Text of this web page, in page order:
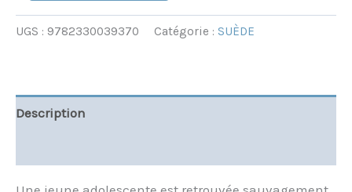
UGS : 9782330039370 Catégorie : SUÈDE
Description